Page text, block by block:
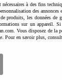
nécessaires à des fins
des annonces
produits, les données de
sur un appareil.
Vous disposez de
Pour en savoir plus,